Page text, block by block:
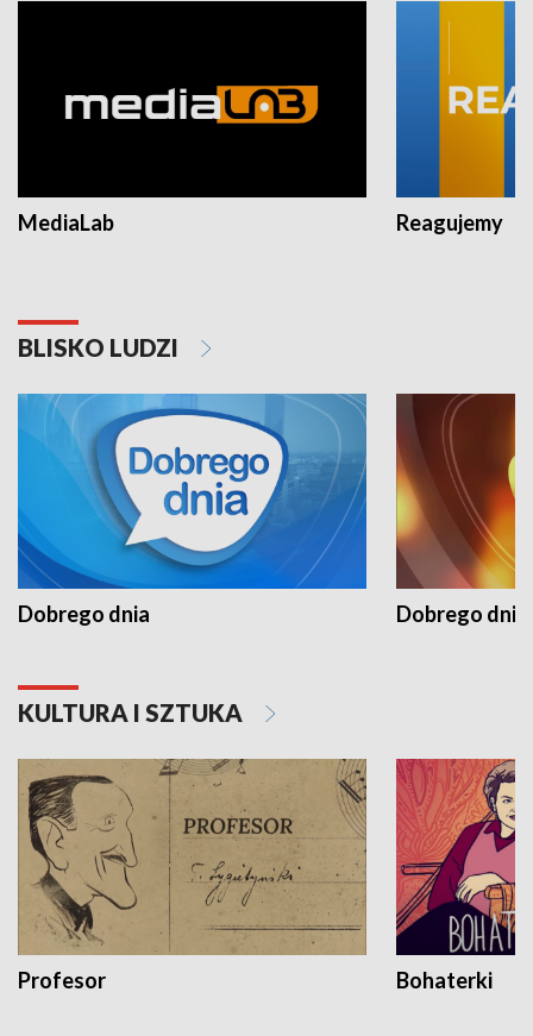
MediaLab Reagujemy
BLISKO LUDZI
Dobrego dnia Dobrego dnia
KULTURA I SZTUKA
Profesor Bohaterki